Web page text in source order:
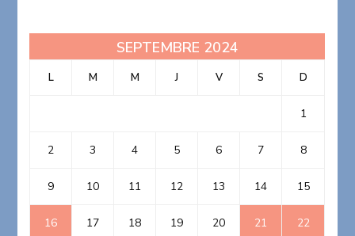
SEPTEMBRE 2024
L M M J V S D
1
2 3 4 5 6 7 8
9 10 11 12 13 14 15
16 17 18 19 20 21 22